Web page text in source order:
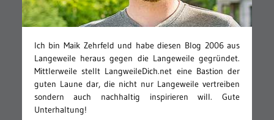
Ich bin Maik Zehrfeld und habe diesen Blog 2006 aus
Langeweile heraus gegen die Langeweile gegründet.
Mittlerweile stellt LangweileDich.net eine Bastion der
guten Laune dar, die nicht nur Langeweile vertreiben
sondern auch nachhaltig inspirieren will. Gute
Unterhaltung!